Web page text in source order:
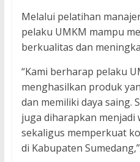
Melalui pelatihan
pelaku UMKM mampu
berkualitas dan
“Kami berharap pelaku
menghasilkan produk
dan memiliki daya saing.
juga diharapkan menjadi
sekaligus memperkuat
di Kabupaten